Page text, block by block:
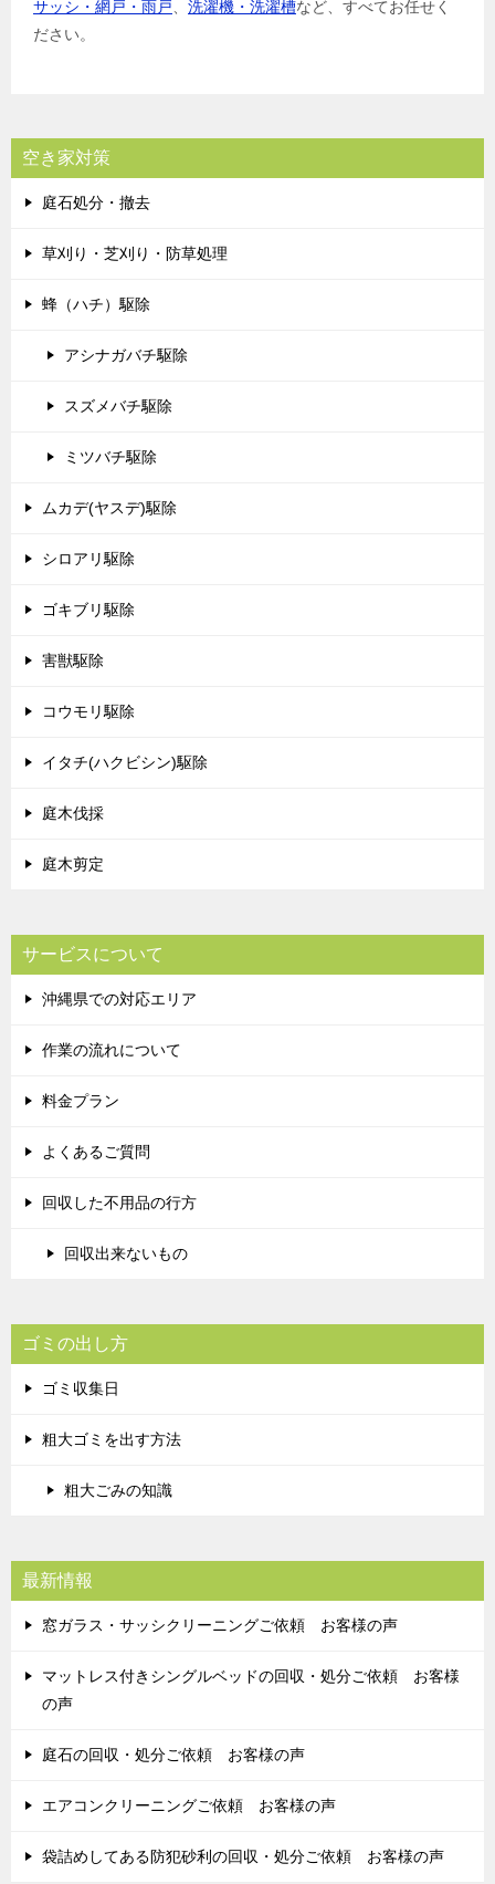
サッシ・網戸・雨戸 洗濯機・洗濯槽など、すべてお任せく
ださい。
空き家対策
庭石処分・撤去
草刈り・芝刈り・防草処理
蜂（ハチ）駆除
アシナガバチ駆除
スズメバチ駆除
ミツバチ駆除
ムカデ(ヤスデ)駆除
シロアリ駆除
ゴキブリ駆除
害獣駆除
コウモリ駆除
イタチ(ハクビシン)駆除
庭木伐採
庭木剪定
サービスについて
沖縄県での対応エリア
作業の流れについて
料金プラン
よくあるご質問
回収した不用品の行方
回収出来ないもの
ゴミの出し方
ゴミ収集日
粗大ゴミを出す方法
粗大ごみの知識
最新情報
窓ガラス・サッシクリーニングご依頼 お客様の声
マットレス付きシングルベッドの回収・処分ご依頼 お客様
の声
庭石の回収・処分ご依頼 お客様の声
エアコンクリーニングご依頼 お客様の声
袋詰めしてある防犯砂利の回収・処分ご依頼 お客様の声